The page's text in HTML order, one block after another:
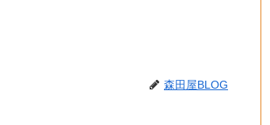
森田屋BLOG